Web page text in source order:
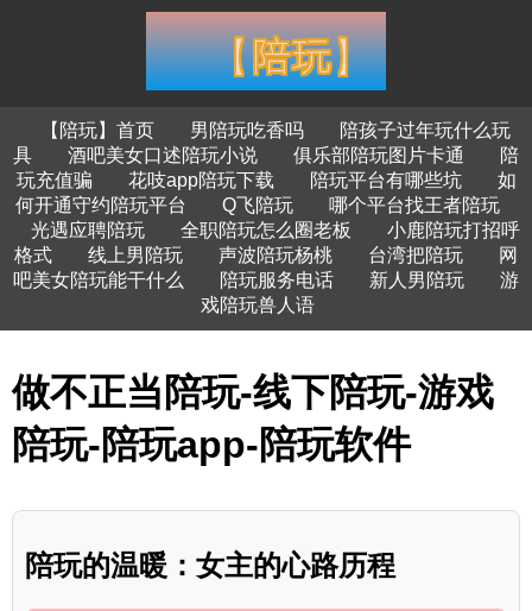
【陪玩】首页 男陪玩吃香吗
陪孩子过年玩什么玩
具
酒吧美女口述陪玩小说 俱乐部陪玩图片卡通
陪
玩充值骗
花吱app陪玩下载 陪玩平台有哪些坑
如
何开通守约陪玩平台
Q飞陪玩
哪个平台找王者陪玩
光遇应聘陪玩
全职陪玩怎么圈老板
小鹿陪玩打招呼
格式
线上男陪玩 声波陪玩杨桃 台湾把陪玩
网
吧美女陪玩能干什么
陪玩服务电话 新人男陪玩
游
戏陪玩兽人语
做不正当陪玩-线下陪玩-游戏
陪玩-陪玩app-陪玩软件
陪玩的温暖：女主的心路历程